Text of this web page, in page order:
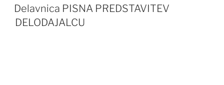
DNE
Delavnica PISNA PREDSTAVITEV
DELODAJALCU